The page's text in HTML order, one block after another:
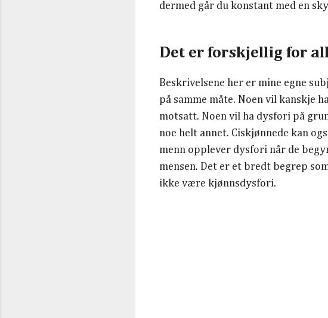
dermed går du konstant med en
Det er forskjellig for
Beskrivelsene her er mine egne
på samme måte. Noen vil kanskje
motsatt. Noen vil ha dysfori på
noe helt annet. Ciskjønnede kan
menn opplever dysfori når de
mensen. Det er et bredt begrep
ikke være kjønnsdysfori.